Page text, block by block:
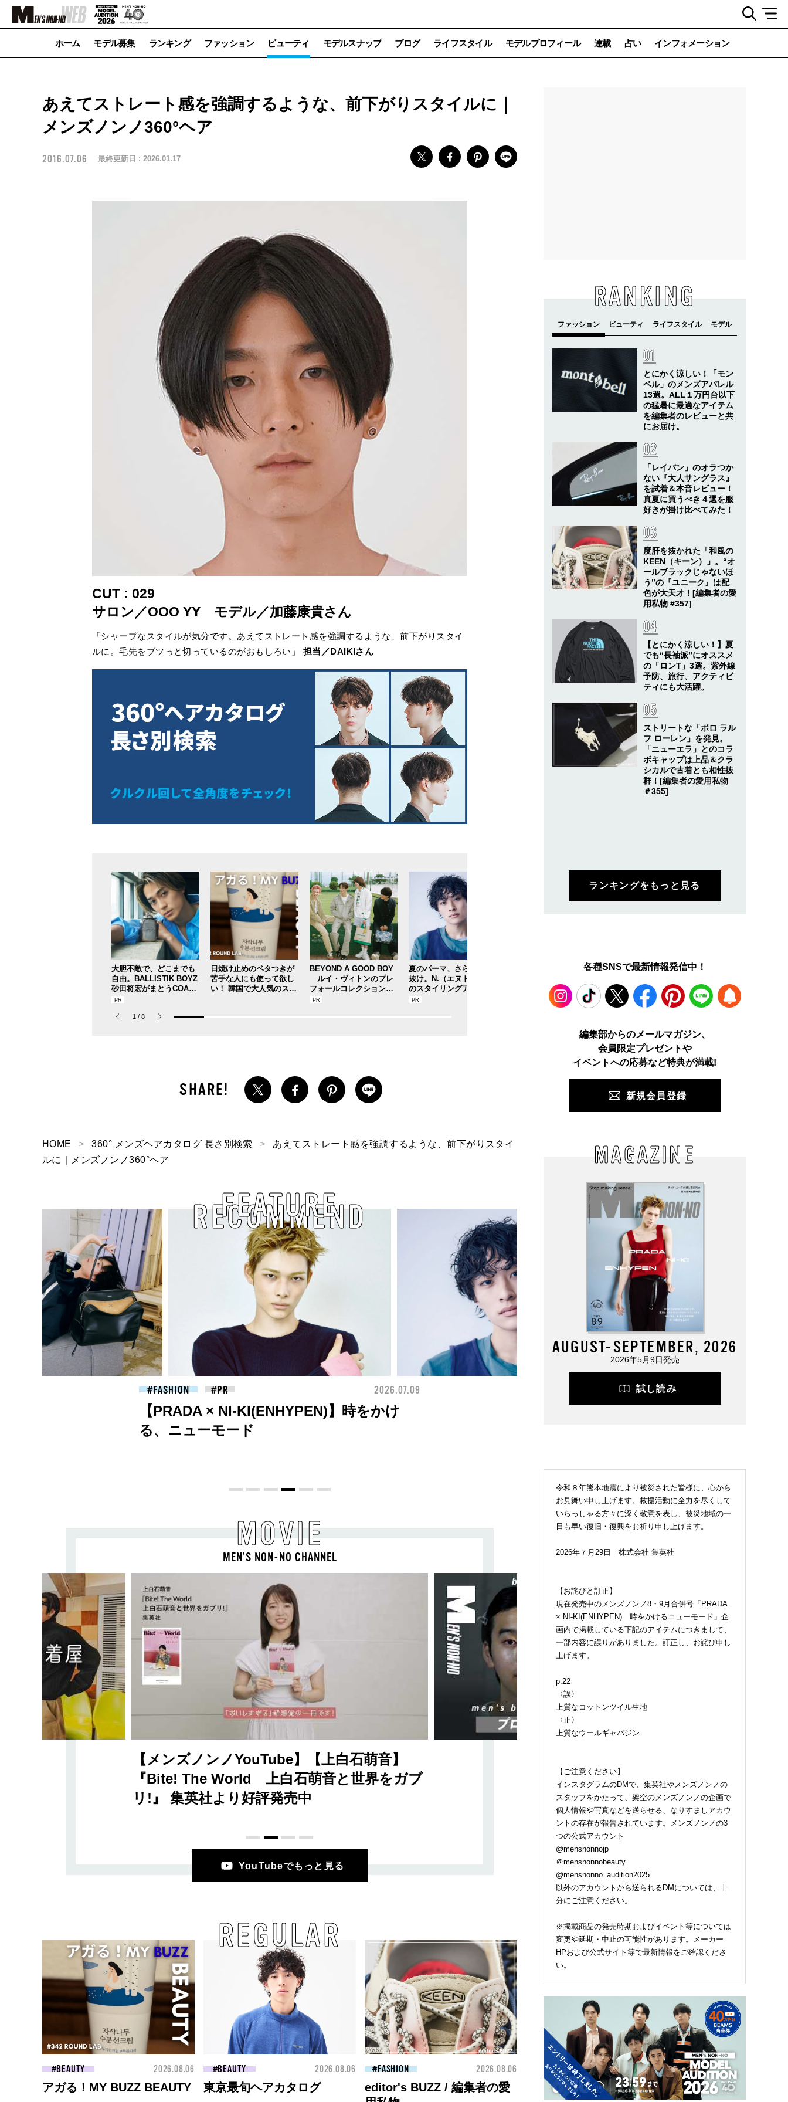
ホーム モデル募集 ランキング ファッション ビューティ モデルスナップ ブログ ライフスタイル モデルプロフィール 連載 占い インフォメーション
あえてストレート感を強調するような、前下がりスタイルに｜
メンズノンノ360°ヘア
2016.07.06 最終更新日 : 2026.01.17
CUT : 029
サロン／OOO YY モデル／加藤康貴さん
「シャープなスタイルが気分です。あえてストレート感を強調するような、前下がりスタイ
ルに。毛先をブツっと切っているのがおもしろい」 担当／DAIKIさん
大胆不敵で、どこまでも
自由。BALLISTIK BOYZ
砂田将宏がまとうCOACH
の新作フレグランス「コ
パルファム」
日焼け止めのベタつきが
苦手な人にも使って欲し
い！ 韓国で大人気のスト
BEYOND A GOOD BOY
ルイ・ヴィトンのプレ
フォールコレクションが
描くプレッピースタイル
夏のパーマ、さらにあか
抜け。N.（エヌドット）
のスタイリングアイテム
で作る旬ヘアのテクニッ
自宅で本格“冷水浴”！「
バスボム【ひんやりコス
メレビュー／LUSH コー
ルドウォータースーザー
ロエベの新しい世界へよ
ストとレイヤードの先に
。装う喜び、明るいスピ
リット
の炭酸入浴剤を今すぐ
入！【ひんやりコスメ
ビュー／バブ「エクス
1 / 8
HOME 360° メンズヘアカタログ 長さ別検索
あえてストレート感を強調するような、前下がりスタイ
ルに｜メンズノンノ360°ヘア
RECOMMEND
FEATURE
2026.07.09
FASHION 2026.07.09
【PRADA × NI-KI(ENHYPEN)】時をかけ
る、ニューモード
BEAUTY 2026.07.09
FASHION
MOVIE
MEN’S NON-NO CHANNEL
【メンズノンノYouTube】【上白石萌音】
『Bite! The World 上白石萌音と世界をガブ
リ!』 集英社より好評発売中
YouTubeでもっと見る
REGULAR
BEAUTY 2026.08.06
アガる！MY BUZZ BEAUTY
BEAUTY 2026.08.06
東京最旬ヘアカタログ
FASHION 2026.08.06
editor's BUZZ / 編集者の愛
RANKING
とにかく涼しい！「モン
ベル」のメンズアパレル
13選。ALL１万円台以下
の猛暑に最適なアイテム
を編集者のレビューと共
にお届け。
「レイバン」のオラつか
ない『大人サングラス』
を試着＆本音レビュー！
真夏に買うべき４選を服
好きが掛け比べてみた！
度肝を抜かれた「和風の
KEEN（キーン）」。“オ
ールブラックじゃないほ
う”の『ユニーク』は配
色が大天才！[編集者の愛
用私物 #357]
【とにかく涼しい！】夏
でも“長袖派”にオススメ
の「ロンT」3選。紫外線
予防、旅行、アクティビ
ティにも大活躍。
ストリートな「ポロ ラル
フ ローレン」を発見。
「ニューエラ」とのコラ
ボキャップは上品＆クラ
シカルで古着とも相性抜
群！[編集者の愛用私物
＃355]
ランキングをもっと見る
各種SNSで最新情報発信中！
TikTok Facebook Pinterest LINE
編集部からのメールマガジン、
会員限定プレゼントや
イベントへの応募など特典が満載!
新規会員登録
MAGAZINE
AUGUST-SEPTEMBER, 2026
2026年5月9日発売
試し読み
令和８年熊本地震により被災された皆様に、心から
お見舞い申し上げます。救援活動に全力を尽くして
いらっしゃる方々に深く敬意を表し、被災地域の一
日も早い復旧・復興をお祈り申し上げます。
2026年７月29日 株式会社 集英社
【お詫びと訂正】
現在発売中のメンズノンノ8・9月合併号「PRADA
× NI-KI(ENHYPEN) 時をかけるニューモード」企
画内で掲載している下記のアイテムにつきまして、
一部内容に誤りがありました。訂正し、お詫び申し
上げます。
p.22
〈誤〉
上質なコットンツイル生地
〈正〉
上質なウールギャバジン
【ご注意ください】
インスタグラムのDMで、集英社やメンズノンノの
スタッフをかたって、架空のメンズノンノの企画で
個人情報や写真などを送らせる、なりすましアカウ
ントの存在が報告されています。メンズノンノの3
つの公式アカウント
@mensnonnojp
＠mensnonnobeauty
@mensnonno_audition2025
以外のアカウントから送られるDMについては、十
分にご注意ください。
※掲載商品の発売時期およびイベント等については
変更や延期・中止の可能性があります。メーカー
HPおよび公式サイト等で最新情報をご確認くださ
い。